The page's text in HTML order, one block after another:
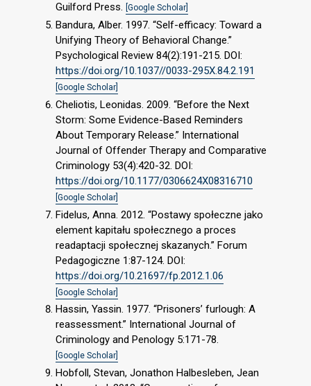
Guilford Press. [Google Scholar]
Bandura, Alber. 1997. “Self-efficacy: Toward a
Unifying Theory of Behavioral Change.”
Psychological Review 84(2):191-215. DOI:
https://doi.org/10.1037//0033-295X.84.2.191
[Google Scholar]
Cheliotis, Leonidas. 2009. “Before the Next
Storm: Some Evidence-Based Reminders
About Temporary Release.” International
Journal of Offender Therapy and Comparative
Criminology 53(4):420-32. DOI:
https://doi.org/10.1177/0306624X08316710
[Google Scholar]
Fidelus, Anna. 2012. “Postawy społeczne jako
element kapitału społecznego a proces
readaptacji społecznej skazanych.” Forum
Pedagogiczne 1:87-124. DOI:
https://doi.org/10.21697/fp.2012.1.06
[Google Scholar]
Hassin, Yassin. 1977. “Prisoners’ furlough: A
reassessment.” International Journal of
Criminology and Penology 5:171-78.
[Google Scholar]
Hobfoll, Stevan, Jonathon Halbesleben, Jean